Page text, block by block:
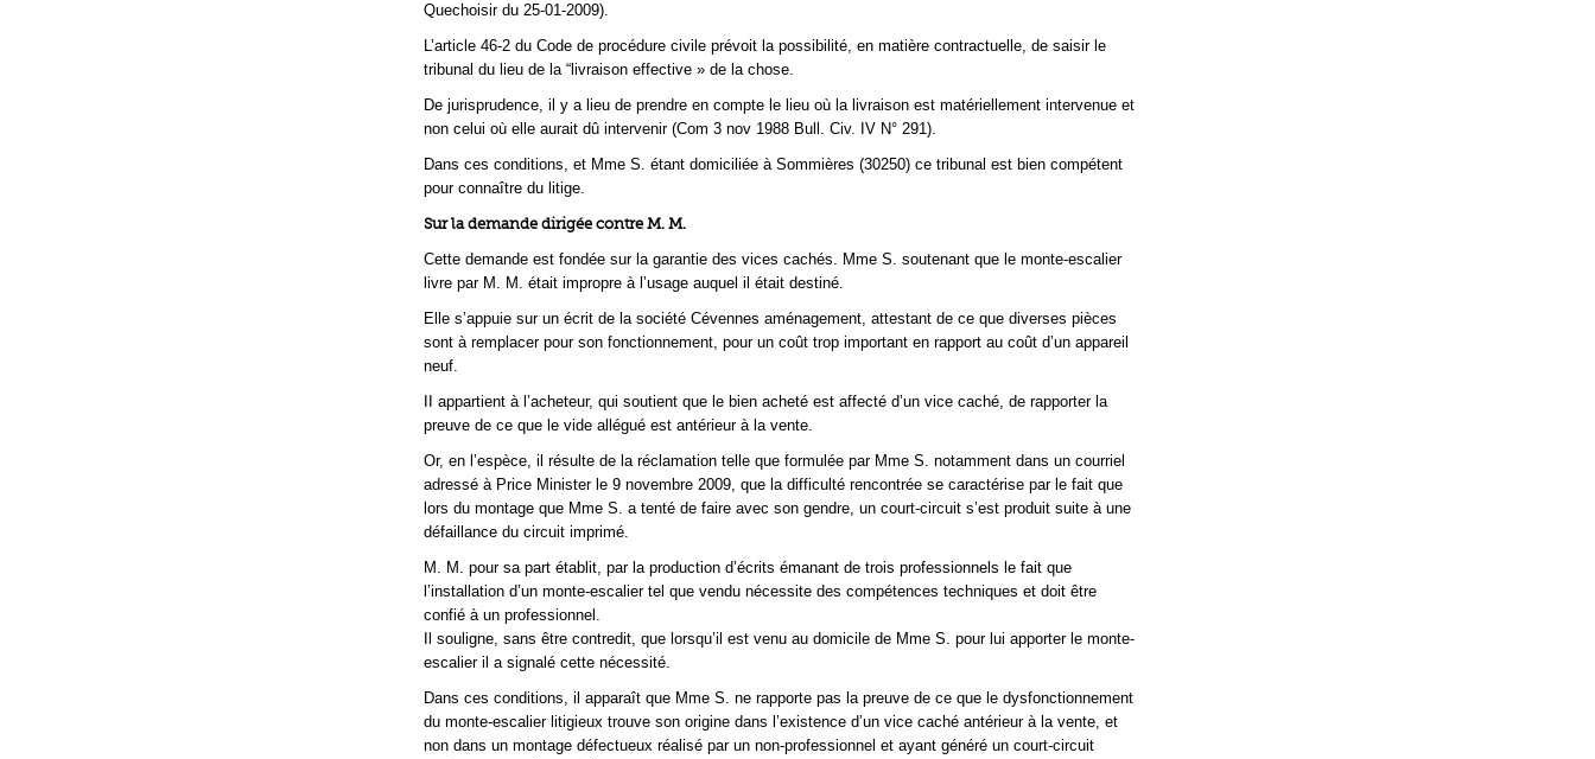
Quechoisir du 25-01-2009).
L’article 46-2 du Code de procédure civile prévoit la possibilité, en matière contractuelle, de saisir le
tribunal du lieu de la “livraison effective » de la chose.
De jurisprudence, il y a lieu de prendre en compte le lieu où la livraison est matériellement intervenue et
non celui où elle aurait dû intervenir (Com 3 nov 1988 Bull. Civ. IV N° 291).
Dans ces conditions, et Mme S. étant domiciliée à Sommières (30250) ce tribunal est bien compétent
pour connaître du litige.
Sur la demande dirigée contre M. M.
Cette demande est fondée sur la garantie des vices cachés. Mme S. soutenant que le monte-escalier
livre par M. M. était impropre à l’usage auquel il était destiné.
Elle s’appuie sur un écrit de la société Cévennes aménagement, attestant de ce que diverses pièces
sont à remplacer pour son fonctionnement, pour un coût trop important en rapport au coût d’un appareil
neuf.
II appartient à l’acheteur, qui soutient que le bien acheté est affecté d’un vice caché, de rapporter la
preuve de ce que le vide allégué est antérieur à la vente.
Or, en l’espèce, il résulte de la réclamation telle que formulée par Mme S. notamment dans un courriel
adressé à Price Minister le 9 novembre 2009, que la difficulté rencontrée se caractérise par le fait que
lors du montage que Mme S. a tenté de faire avec son gendre, un court-circuit s’est produit suite à une
défaillance du circuit imprimé.
M. M. pour sa part établit, par la production d’écrits émanant de trois professionnels le fait que
l’installation d’un monte-escalier tel que vendu nécessite des compétences techniques et doit être
confié à un professionnel.
Il souligne, sans être contredit, que lorsqu’il est venu au domicile de Mme S. pour lui apporter le monte-
escalier il a signalé cette nécessité.
Dans ces conditions, il apparaît que Mme S. ne rapporte pas la preuve de ce que le dysfonctionnement
du monte-escalier litigieux trouve son origine dans l’existence d’un vice caché antérieur à la vente, et
non dans un montage défectueux réalisé par un non-professionnel et ayant généré un court-circuit